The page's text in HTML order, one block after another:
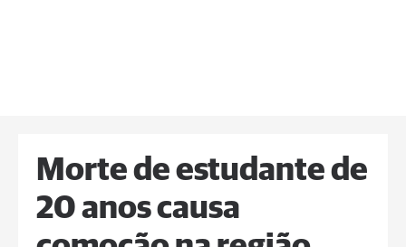
Morte de estudante de
20 anos causa